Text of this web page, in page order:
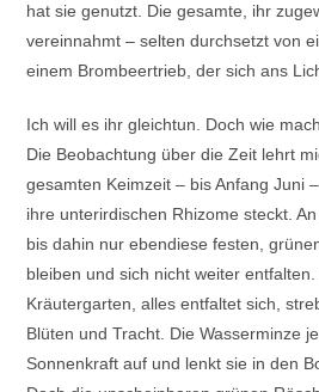
hat sie genutzt. Die gesamte, ihr
vereinnahmt – selten durchsetzt von
einem Brombeertrieb, der sich ans
Ich will es ihr gleichtun. Doch wie
Die Beobachtung über die Zeit lehrt
gesamten Keimzeit – bis Anfang Juni
ihre unterirdischen Rhizome steckt.
bis dahin nur ebendiese festen,
bleiben und sich nicht weiter
Kräutergarten, alles entfaltet sich,
Blüten und Tracht. Die Wasserminze
Sonnenkraft auf und lenkt sie in den